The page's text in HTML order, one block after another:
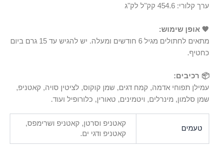
ערך קלורי: 454.6 קק"ל לק"ג
🧡 אופן שימוש:
מתאים לחתולים מגיל 6 חודשים ומעלה. יש להגיש עד 15 גרם ביום
כחטיף.
📦 רכיבים:
עמילן תפוחי אדמה, קמח דגים, שמן קוקוס, לציטין סויה, קאטניפ,
שמן סלמון, מינרלים, ויטמינים, טאורין, כלורופיל ועוד.
טעמים
קאטניפ וסרטן, קאטניפ ושרימפס,
קאטניפ ודגי ים.